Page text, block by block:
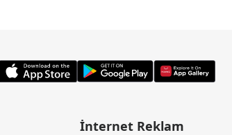
İnternet Reklam